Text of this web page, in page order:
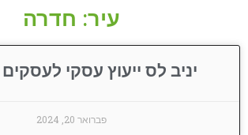
עיר: חדרה
יניב לס ייעוץ עסקי
פברואר 20, 2024